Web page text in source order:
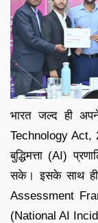
भारत जल्द ही
Technology Act,
बुद्धिमत्ता (AI)
सके। इसके साथ ही
Assessment
(National AI